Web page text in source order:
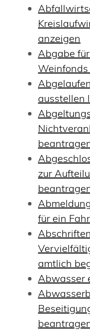
anzeigen
Abgabe
ausstellen
zur
für ein
amtlich
Abwasser